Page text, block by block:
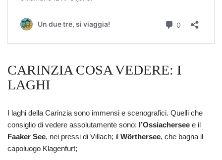
CARINZIA COSA VEDERE: I
LAGHI
I laghi della Carinzia sono immensi e scenografici. Quelli che
consiglio di vedere assolutamente sono: l’Ossiachersee e il
Faaker See, nei pressi di Villach; il Wörthersee, che bagna il
capoluogo Klagenfurt;